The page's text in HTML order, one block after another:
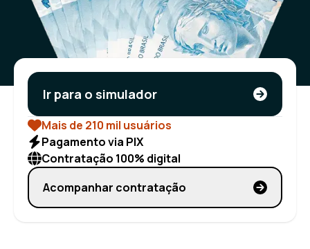
Ir para o simulador
Mais de 210 mil usuários
Pagamento via PIX
Contratação 100% digital
Acompanhar contratação